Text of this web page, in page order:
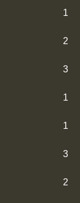
1
2
3
1
1
3
2